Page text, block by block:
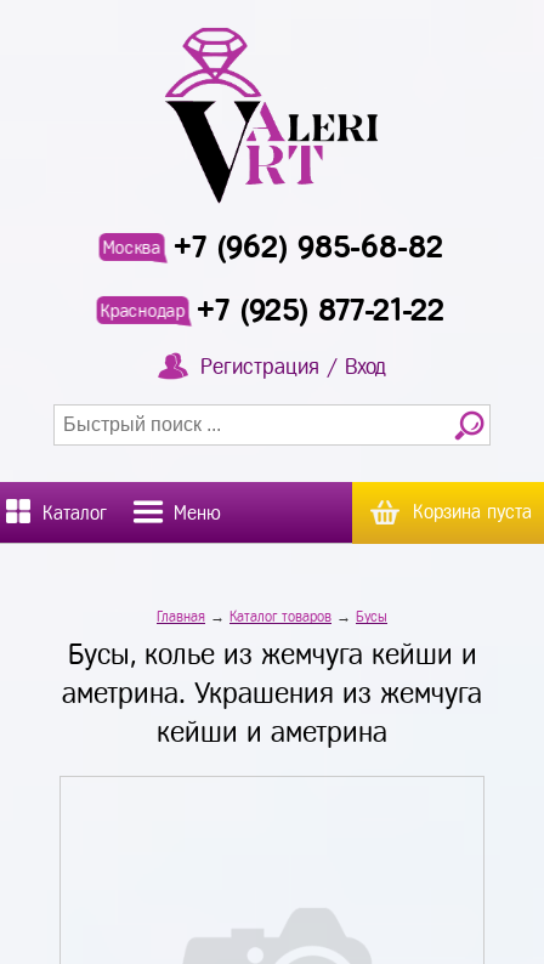
Москва +7 (962) 985-68-82
Краснодар +7 (925) 877-21-22
Регистрация / Вход
Каталог Меню Корзина пуста
Главная → Каталог товаров → Бусы
Бусы, колье из жемчуга кейши и
аметрина. Украшения из жемчуга
кейши и аметрина